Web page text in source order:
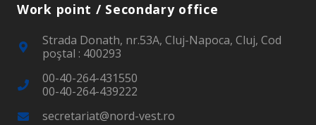
Work point / Secondary office
Strada Donath, nr.53A, Cluj-Napoca, Cluj, Cod
poştal : 400293
00-40-264-431550
00-40-264-439222
secretariat@nord-vest.ro